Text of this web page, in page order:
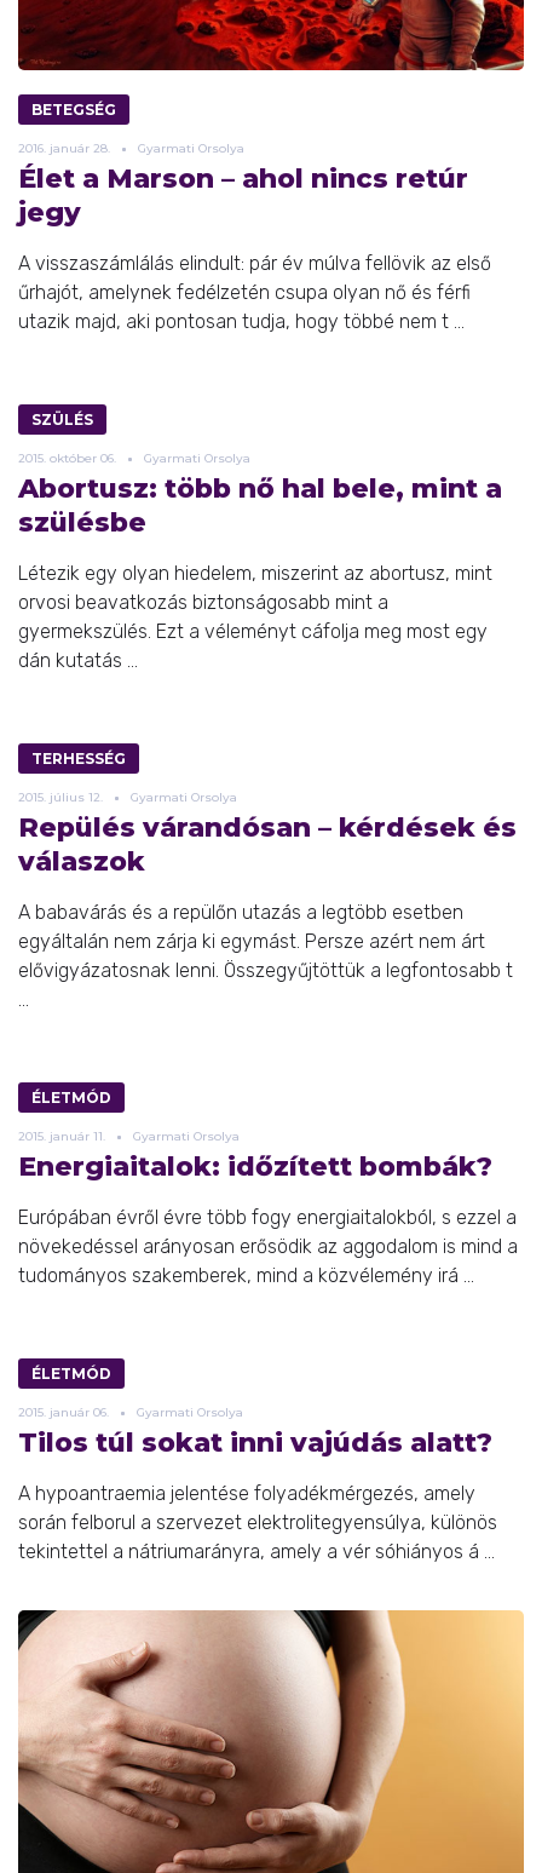
BETEGSÉG
2016. január 28. Gyarmati Orsolya
Élet a Marson – ahol nincs retúr
jegy
A visszaszámlálás elindult: pár év múlva fellövik az első
űrhajót, amelynek fedélzetén csupa olyan nő és férfi
utazik majd, aki pontosan tudja, hogy többé nem t ...
SZÜLÉS
2015. október 06. Gyarmati Orsolya
Abortusz: több nő hal bele, mint a
szülésbe
Létezik egy olyan hiedelem, miszerint az abortusz, mint
orvosi beavatkozás biztonságosabb mint a
gyermekszülés. Ezt a véleményt cáfolja meg most egy
dán kutatás ...
TERHESSÉG
2015. július 12. Gyarmati Orsolya
Repülés várandósan – kérdések és
válaszok
A babavárás és a repülőn utazás a legtöbb esetben
egyáltalán nem zárja ki egymást. Persze azért nem árt
elővigyázatosnak lenni. Összegyűjtöttük a legfontosabb t
...
ÉLETMÓD
2015. január 11. Gyarmati Orsolya
Energiaitalok: időzített bombák?
Európában évről évre több fogy energiaitalokból, s ezzel a
növekedéssel arányosan erősödik az aggodalom is mind a
tudományos szakemberek, mind a közvélemény irá ...
ÉLETMÓD
2015. január 06. Gyarmati Orsolya
Tilos túl sokat inni vajúdás alatt?
A hypoantraemia jelentése folyadékmérgezés, amely
során felborul a szervezet elektrolitegyensúlya, különös
tekintettel a nátriumarányra, amely a vér sóhiányos á ...